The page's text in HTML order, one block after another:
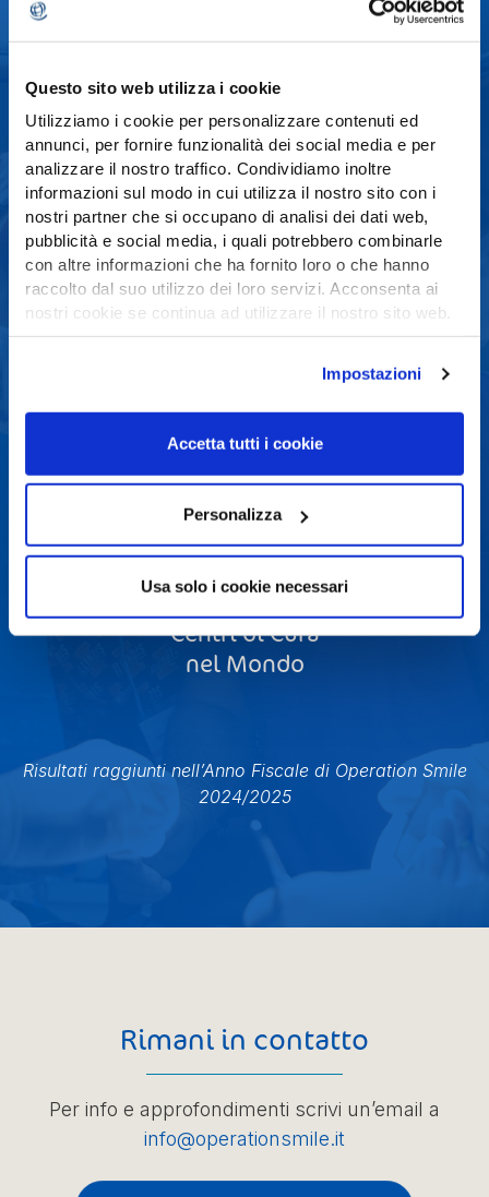
Questo sito web utilizza i cookie
Utilizziamo i cookie per personalizzare contenuti ed
annunci, per fornire funzionalità dei social media e per
analizzare il nostro traffico. Condividiamo inoltre
informazioni sul modo in cui utilizza il nostro sito con i
nostri partner che si occupano di analisi dei dati web,
pubblicità e social media, i quali potrebbero combinarle
con altre informazioni che ha fornito loro o che hanno
raccolto dal suo utilizzo dei loro servizi. Acconsenta ai
nostri cookie se continua ad utilizzare il nostro sito web.
Per saperne di più consulta la nostracookie policy
Impostazioni
Accetta tutti i cookie
Personalizza
Usa solo i cookie necessari
37
I paesi in cui abbiamo operato
chirurgica e cure multi-specialistiche
Centri di Cura
nel Mondo
Risultati raggiunti nell’Anno Fiscale di Operation Smile
2024/2025
Rimani in contatto
Per info e approfondimenti scrivi un’email a
info@operationsmile.it